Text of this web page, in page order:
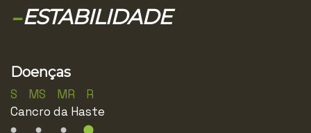
–ESTABILIDADE
Doenças
S MS MR R
Cancro da Haste